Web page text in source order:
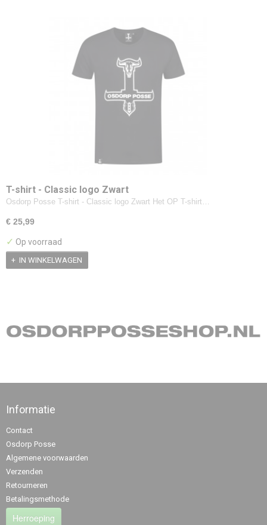
T-shirt - Classic logo Zwart
Osdorp Posse T-shirt - Classic logo Zwart Het OP T-shirt…
€ 25,99
✓ Op voorraad
IN WINKELWAGEN
Informatie
Contact
Osdorp Posse
Algemene voorwaarden
Verzenden
Retourneren
Betalingsmethode
Herroeping